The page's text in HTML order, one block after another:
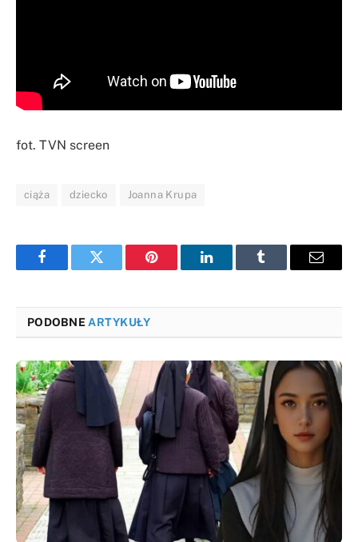
fot. TVN screen
ciąża dziecko Joanna Krupa
FacebookTwitter Pinterest LinkedInTumblr Email
PODOBNE ARTYKUŁY